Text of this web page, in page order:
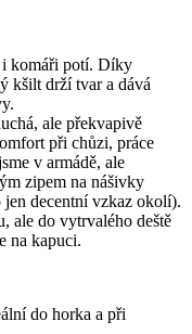
i komáři potí. Díky
kšilt drží tvar a dává
ale překvapivě
při chůzi, práce
v armádě, ale
zipem na nášivky
decentní vzkaz okolí).
ale do vytrvalého deště
na kapuci.
do horka a při